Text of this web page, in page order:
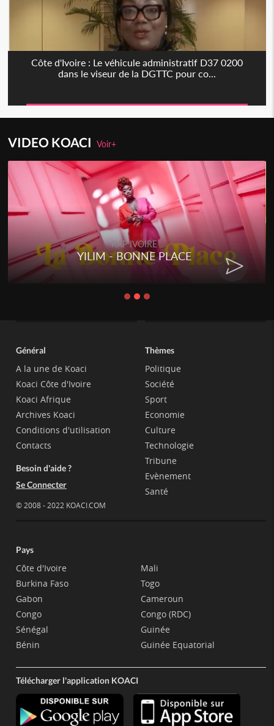
Côte d'Ivoire : Le véhicule administratif D37 0200
dans le viseur de la DGTTC pour co...
VIDEO KOACIVoir+
RAP IVOIRE
YILIM - BONNE PLACE
Général
A la une de Koaci
Koaci Côte d'Ivoire
Koaci Afrique
Archives Koaci
Conditions d'utilisation
Contacts
Besoin d'aide ?
Se Connecter
© 2008 - 2022 KOACI.COM
Thèmes
Politique
Société
Sport
Economie
Culture
Technologie
Tribune
Evènement
Santé
Pays
Côte d'Ivoire
Burkina Faso
Gabon
Congo
Sénégal
Bénin
Mali
Togo
Cameroun
Congo (RDC)
Guinée
Guinée Equatorial
Télécharger l'application KOACI